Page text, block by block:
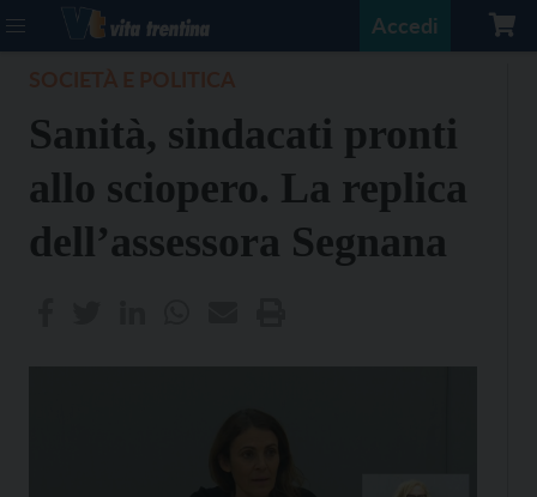
Accedi
Sanità, sindacati pronti
allo sciopero. La replica
dell’assessora Segnana